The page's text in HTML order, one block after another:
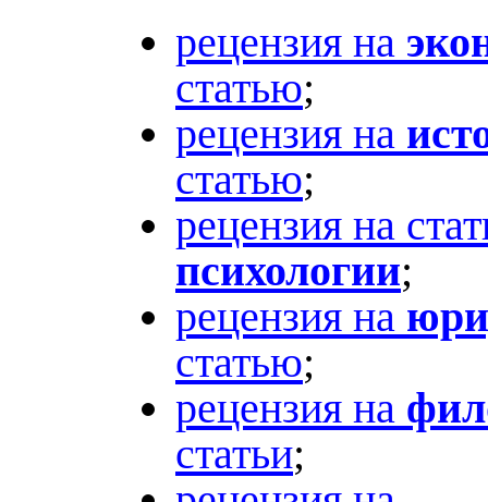
рецензия на
статью;
рецензия на
статью;
рецензия на
психологии;
рецензия на
статью;
рецензия на
статьи;